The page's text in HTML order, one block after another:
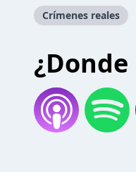
Crímenes reales